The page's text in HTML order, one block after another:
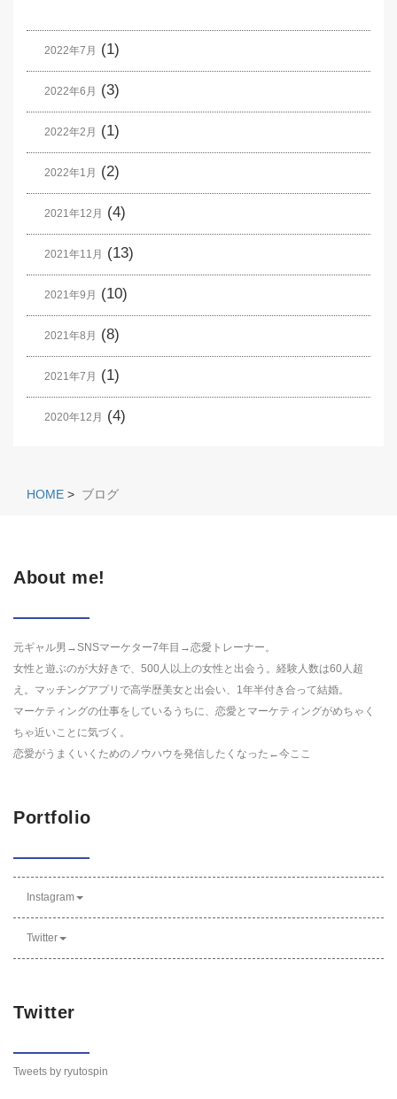
2022年7月 (1)
2022年6月 (3)
2022年2月 (1)
2022年1月 (2)
2021年12月 (4)
2021年11月 (13)
2021年9月 (10)
2021年8月 (8)
2021年7月 (1)
2020年12月 (4)
HOME > ブログ
About me!
元ギャル男→SNSマーケター7年目→恋愛トレーナー。
女性と遊ぶのが大好きで、500人以上の女性と出会う。経験人数は60人超
え。マッチングアプリで高学歴美女と出会い、1年半付き合って結婚。
マーケティングの仕事をしているうちに、恋愛とマーケティングがめちゃく
ちゃ近いことに気づく。
恋愛がうまくいくためのノウハウを発信したくなった←今ここ
Portfolio
Instagram
Twitter
Twitter
Tweets by ryutospin